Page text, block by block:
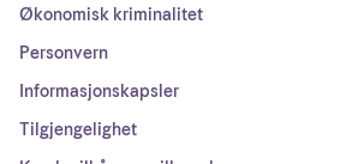
Økonomisk kriminalitet
Personvern
Informasjonskapsler
Tilgjengelighet